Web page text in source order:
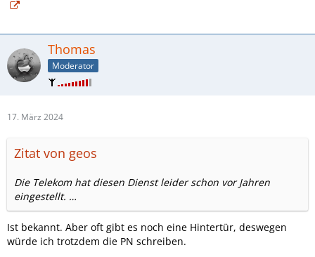
Thomas
Moderator
17. März 2024
Zitat von geos
Die Telekom hat diesen Dienst leider schon vor Jahren
eingestellt. …
Ist bekannt. Aber oft gibt es noch eine Hintertür, deswegen
würde ich trotzdem die PN schreiben.